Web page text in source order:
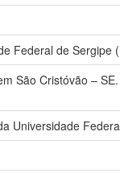
Federal de Sergipe
São Cristóvão –
Universidade